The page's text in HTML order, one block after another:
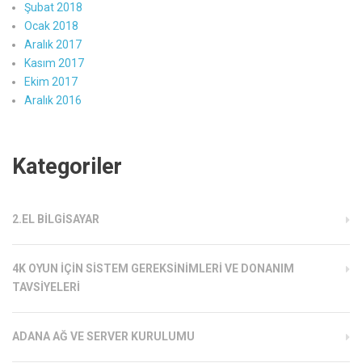
Şubat 2018
Ocak 2018
Aralık 2017
Kasım 2017
Ekim 2017
Aralık 2016
Kategoriler
2.EL BILGISAYAR
4K OYUN İÇIN SISTEM GEREKSINIMLERI VE DONANIM
TAVSIYELERI
ADANA AĞ VE SERVER KURULUMU